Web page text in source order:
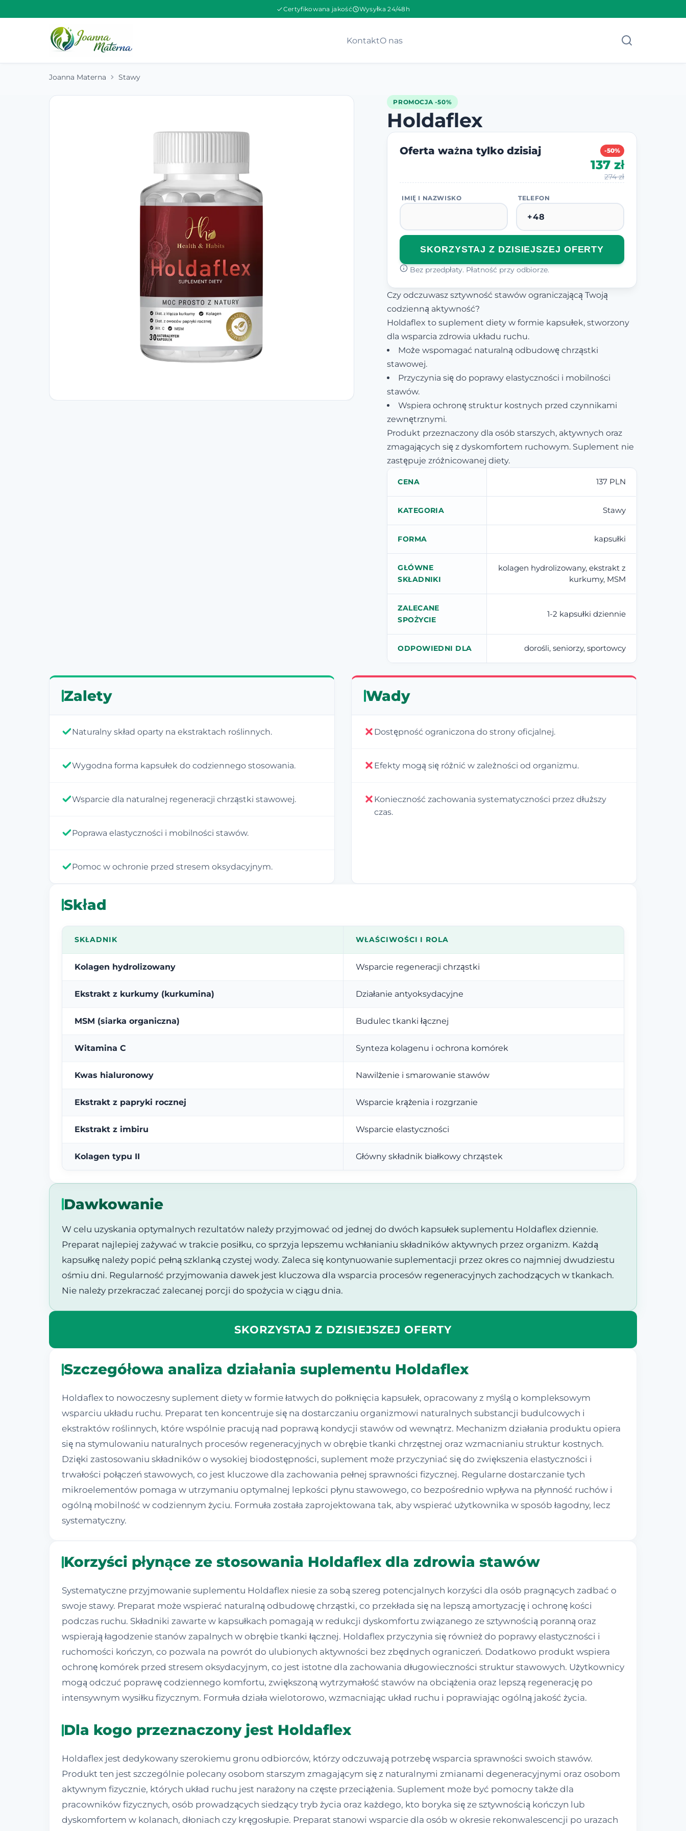
Certyfikowana jakość Wysyłka 24/48h
KontaktO nas
Joanna Materna Stawy
PROMOCJA -50%
Holdaflex
Oferta ważna tylko dzisiaj -50%
137 zł
274 zł
IMIĘ I NAZWISKO TELEFON
SKORZYSTAJ Z DZISIEJSZEJ OFERTY
Bez przedpłaty. Płatność przy odbiorze.
Czy odczuwasz sztywność stawów ograniczającą Twoją
codzienną aktywność?
Holdaflex to suplement diety w formie kapsułek, stworzony
dla wsparcia zdrowia układu ruchu.
Może wspomagać naturalną odbudowę chrząstki
stawowej.
Przyczynia się do poprawy elastyczności i mobilności
stawów.
Wspiera ochronę struktur kostnych przed czynnikami
zewnętrznymi.
Produkt przeznaczony dla osób starszych, aktywnych oraz
zmagających się z dyskomfortem ruchowym. Suplement nie
zastępuje zróżnicowanej diety.
CENA 137 PLN
KATEGORIA Stawy
FORMA kapsułki
GŁÓWNE
SKŁADNIKI
kolagen hydrolizowany, ekstrakt z
kurkumy, MSM
ZALECANE
SPOŻYCIE
1-2 kapsułki dziennie
ODPOWIEDNI DLA dorośli, seniorzy, sportowcy
Zalety
Naturalny skład oparty na ekstraktach roślinnych.
Wygodna forma kapsułek do codziennego stosowania.
Wsparcie dla naturalnej regeneracji chrząstki stawowej.
Poprawa elastyczności i mobilności stawów.
Pomoc w ochronie przed stresem oksydacyjnym.
Wady
Dostępność ograniczona do strony oficjalnej.
Efekty mogą się różnić w zależności od organizmu.
Konieczność zachowania systematyczności przez dłuższy
czas.
Skład
SKŁADNIK WŁAŚCIWOŚCI I ROLA
Kolagen hydrolizowany Wsparcie regeneracji chrząstki
Ekstrakt z kurkumy (kurkumina) Działanie antyoksydacyjne
MSM (siarka organiczna) Budulec tkanki łącznej
Witamina C Synteza kolagenu i ochrona komórek
Kwas hialuronowy Nawilżenie i smarowanie stawów
Ekstrakt z papryki rocznej Wsparcie krążenia i rozgrzanie
Ekstrakt z imbiru Wsparcie elastyczności
Kolagen typu II Główny składnik białkowy chrząstek
Dawkowanie
W celu uzyskania optymalnych rezultatów należy przyjmować od jednej do dwóch kapsułek suplementu Holdaflex dziennie.
Preparat najlepiej zażywać w trakcie posiłku, co sprzyja lepszemu wchłanianiu składników aktywnych przez organizm. Każdą
kapsułkę należy popić pełną szklanką czystej wody. Zaleca się kontynuowanie suplementacji przez okres co najmniej dwudziestu
ośmiu dni. Regularność przyjmowania dawek jest kluczowa dla wsparcia procesów regeneracyjnych zachodzących w tkankach.
Nie należy przekraczać zalecanej porcji do spożycia w ciągu dnia.
SKORZYSTAJ Z DZISIEJSZEJ OFERTY
Szczegółowa analiza działania suplementu Holdaflex
Holdaflex to nowoczesny suplement diety w formie łatwych do połknięcia kapsułek, opracowany z myślą o kompleksowym
wsparciu układu ruchu. Preparat ten koncentruje się na dostarczaniu organizmowi naturalnych substancji budulcowych i
ekstraktów roślinnych, które wspólnie pracują nad poprawą kondycji stawów od wewnątrz. Mechanizm działania produktu opiera
się na stymulowaniu naturalnych procesów regeneracyjnych w obrębie tkanki chrzęstnej oraz wzmacnianiu struktur kostnych.
Dzięki zastosowaniu składników o wysokiej biodostępności, suplement może przyczyniać się do zwiększenia elastyczności i
trwałości połączeń stawowych, co jest kluczowe dla zachowania pełnej sprawności fizycznej. Regularne dostarczanie tych
mikroelementów pomaga w utrzymaniu optymalnej lepkości płynu stawowego, co bezpośrednio wpływa na płynność ruchów i
ogólną mobilność w codziennym życiu. Formuła została zaprojektowana tak, aby wspierać użytkownika w sposób łagodny, lecz
systematyczny.
Korzyści płynące ze stosowania Holdaflex dla zdrowia stawów
Systematyczne przyjmowanie suplementu Holdaflex niesie za sobą szereg potencjalnych korzyści dla osób pragnących zadbać o
swoje stawy. Preparat może wspierać naturalną odbudowę chrząstki, co przekłada się na lepszą amortyzację i ochronę kości
podczas ruchu. Składniki zawarte w kapsułkach pomagają w redukcji dyskomfortu związanego ze sztywnością poranną oraz
wspierają łagodzenie stanów zapalnych w obrębie tkanki łącznej. Holdaflex przyczynia się również do poprawy elastyczności i
ruchomości kończyn, co pozwala na powrót do ulubionych aktywności bez zbędnych ograniczeń. Dodatkowo produkt wspiera
ochronę komórek przed stresem oksydacyjnym, co jest istotne dla zachowania długowieczności struktur stawowych. Użytkownicy
mogą odczuć poprawę codziennego komfortu, zwiększoną wytrzymałość stawów na obciążenia oraz lepszą regenerację po
intensywnym wysiłku fizycznym. Formuła działa wielotorowo, wzmacniając układ ruchu i poprawiając ogólną jakość życia.
Dla kogo przeznaczony jest Holdaflex
Holdaflex jest dedykowany szerokiemu gronu odbiorców, którzy odczuwają potrzebę wsparcia sprawności swoich stawów.
Produkt ten jest szczególnie polecany osobom starszym zmagającym się z naturalnymi zmianami degeneracyjnymi oraz osobom
aktywnym fizycznie, których układ ruchu jest narażony na częste przeciążenia. Suplement może być pomocny także dla
pracowników fizycznych, osób prowadzących siedzący tryb życia oraz każdego, kto boryka się ze sztywnością kończyn lub
dyskomfortem w kolanach, dłoniach czy kręgosłupie. Preparat stanowi wsparcie dla osób w okresie rekonwalescencji po urazach